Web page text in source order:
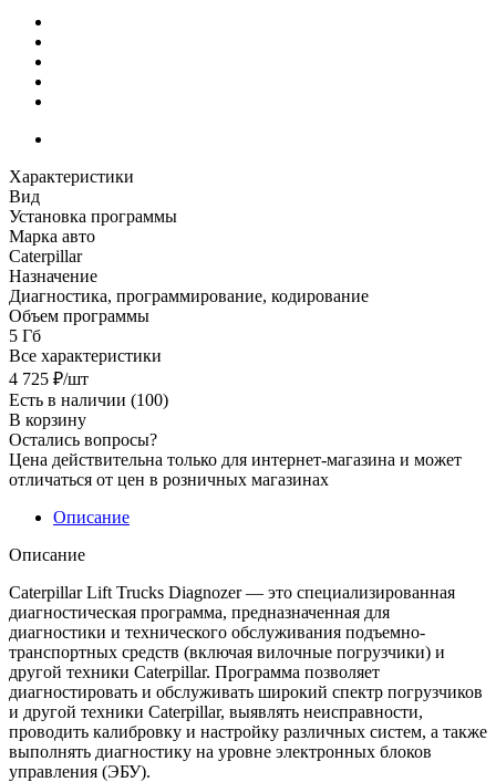
Характеристики
Вид
Установка программы
Марка авто
Caterpillar
Назначение
Диагностика, программирование, кодирование
Объем программы
5 Гб
Все характеристики
4 725 ₽/шт
Есть в наличии (100)
В корзину
Остались вопросы?
Цена действительна только для интернет-магазина и может
отличаться от цен в розничных магазинах
Описание
Описание
Caterpillar Lift Trucks Diagnozer — это специализированная
диагностическая программа, предназначенная для
диагностики и технического обслуживания подъемно-
транспортных средств (включая вилочные погрузчики) и
другой техники Caterpillar. Программа позволяет
диагностировать и обслуживать широкий спектр погрузчиков
и другой техники Caterpillar, выявлять неисправности,
проводить калибровку и настройку различных систем, а также
выполнять диагностику на уровне электронных блоков
управления (ЭБУ).